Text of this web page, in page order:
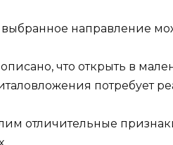
направление
описано, что открыть в
потребует
отличительные